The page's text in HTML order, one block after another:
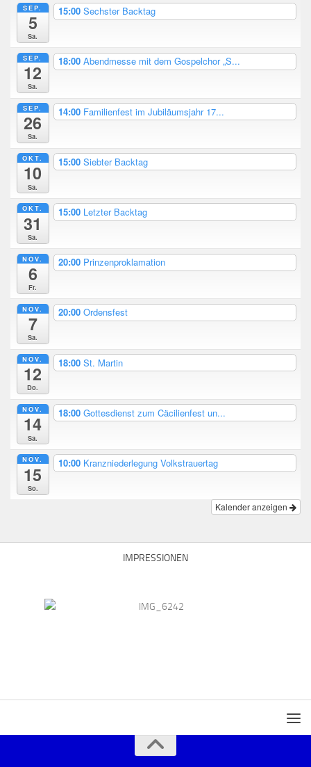
SEP.
5
Sa.
15:00 Sechster Backtag
SEP.
12
Sa.
18:00 Abendmesse mit dem Gospelchor „S...
SEP.
26
Sa.
14:00 Familienfest im Jubiläumsjahr 17...
OKT.
10
Sa.
15:00 Siebter Backtag
OKT.
31
Sa.
15:00 Letzter Backtag
NOV.
6
Fr.
20:00 Prinzenproklamation
NOV.
7
Sa.
20:00 Ordensfest
NOV.
12
Do.
18:00 St. Martin
NOV.
14
Sa.
18:00 Gottesdienst zum Cäcilienfest un...
NOV.
15
So.
10:00 Kranzniederlegung Volkstrauertag
Kalender anzeigen
IMPRESSIONEN